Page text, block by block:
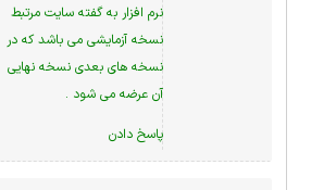
نرم افزار به گفته سایت مرتبط
نسخه آزمایشی می باشد که در
نسخه های بعدی نسخه نهایی
آن عرضه می شود .
پاسخ دادن